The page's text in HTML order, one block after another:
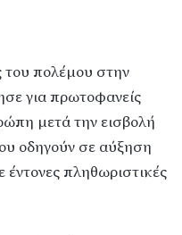
του πολέμου στην
για πρωτοφανείς
μετά την εισβολή
οδηγούν σε αύξηση
πληθωριστικές